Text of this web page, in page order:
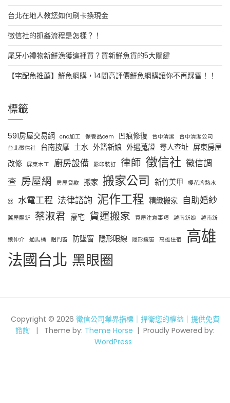
台北在地人教您如何刷卡換現金
徵信社的抓姦流程是怎樣？！
尾牙小禮物新鮮漁獲這裡買？買新鮮魚貨的5大關鍵
【宅配魚推薦】鮮魚網購，14間高評價鮮魚網購讓你不再踩雷！！
標籤
591房屋交易網 cnc加工 保養品oem 凹痕修復 台中清潔
台中清潔公司
台北徵信社
台南按摩 土水 外籍新娘 外遇蒐證 尋人查址 屏東房屋
改修 屏東木工 廚房設備 影印裝訂 律師 徵信社 徵信調
查 房屋網 房屋貸款 搬家 搬家公司 新竹美甲 櫻花牌熱水
器 水電工程 法律諮詢 泥作工程 精緻搬家 自助婚紗
舊屋翻新 蔡淑君 豪宅 貨運搬家 買屋注意事項 越南新娘 越南新
娘仲介 通馬桶 鋁門窗 防墜窗 隱形眼線 隱形鐵窗 高雄住宿
高雄
法國台北 黑眼圈
Copyright © 2026 徵信公司業界指標｜捍衛您的權益｜提供免費
諮詢
Theme by: Theme Horse
Proudly Powered by:
WordPress